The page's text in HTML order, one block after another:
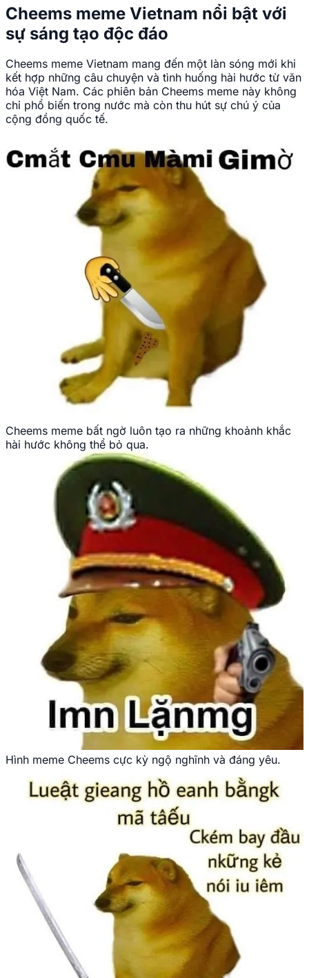
Cheems meme Vietnam nổi bật với
sự sáng tạo độc đáo
Cheems meme Vietnam mang đến một làn sóng mới khi
kết hợp những câu chuyện và tình huống hài hước từ văn
hóa Việt Nam. Các phiên bản Cheems meme này không
chỉ phổ biến trong nước mà còn thu hút sự chú ý của
cộng đồng quốc tế.
Cheems meme bất ngờ luôn tạo ra những khoảnh khắc
hài hước không thể bỏ qua.
Hình meme Cheems cực kỳ ngộ nghĩnh và đáng yêu.